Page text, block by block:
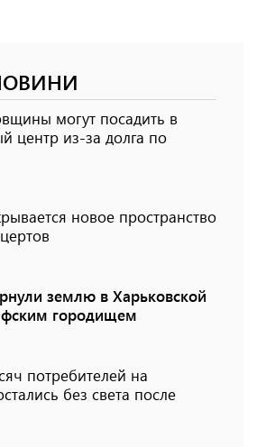
могут посадить в
центр из-за долга по
новое пространство
землю в Харьковской
городищем
потребителей на
без света после